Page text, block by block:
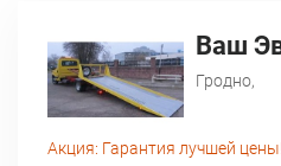
Ваш
Гродно,
Акция: Гарантия лучшей цены!